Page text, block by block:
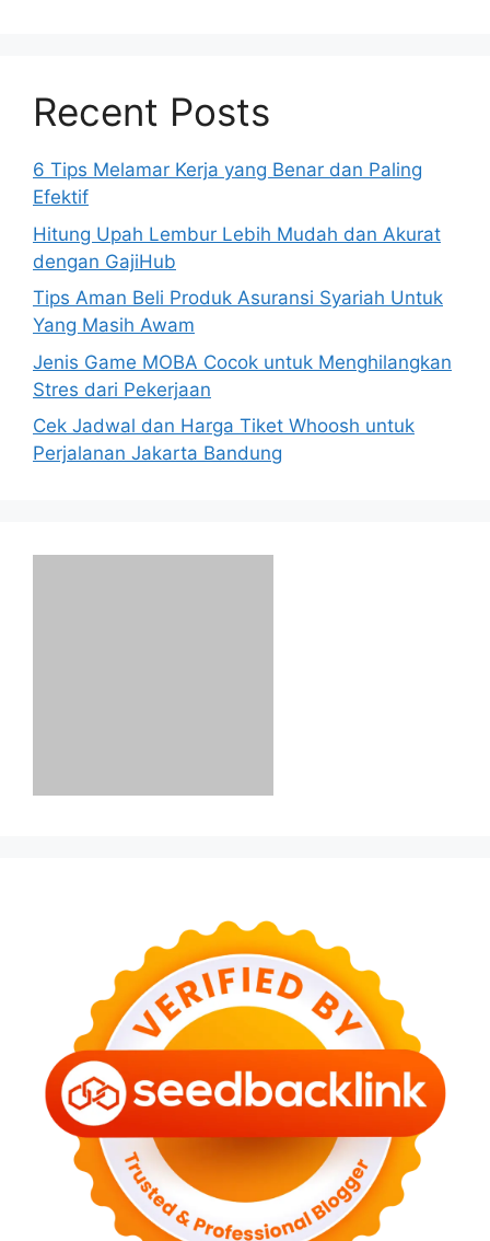
Recent Posts
6 Tips Melamar Kerja yang Benar dan Paling
Efektif
Hitung Upah Lembur Lebih Mudah dan Akurat
dengan GajiHub
Tips Aman Beli Produk Asuransi Syariah Untuk
Yang Masih Awam
Jenis Game MOBA Cocok untuk Menghilangkan
Stres dari Pekerjaan
Cek Jadwal dan Harga Tiket Whoosh untuk
Perjalanan Jakarta Bandung